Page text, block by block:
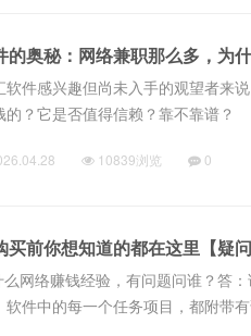
的奥秘：网络兼职那么多，为
件感兴趣但尚未入手的观望者来
的？它是否值得信赖？靠不靠谱
10839浏览 0
前你想知道的都在这里【疑问
网络赚钱经验，有问题问谁？答
件中的每一个任务项目，都附带